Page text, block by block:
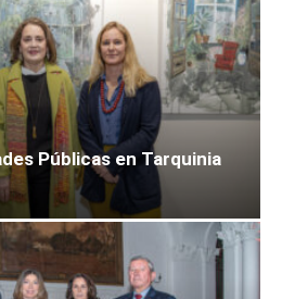
Públicas en Tarquinia